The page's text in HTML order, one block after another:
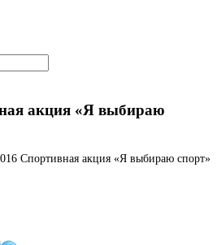
акция «Я выбираю
Спортивная акция «Я выбираю спорт»